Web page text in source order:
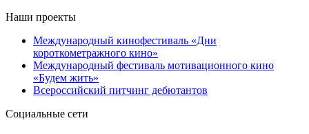
Наши проекты
Международный кинофестиваль «Дни
короткометражного кино»
Международный фестиваль мотивационного кино
«Будем жить»
Всероссийский питчинг дебютантов
Социальные сети